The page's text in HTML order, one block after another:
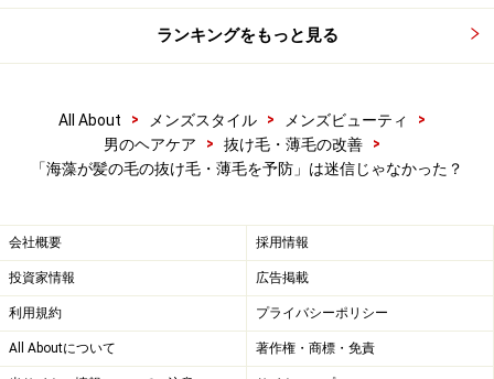
け毛・薄毛を予防する作用もありますよ。
イカ、タコにも見逃せない側面が
では、最後に海産物がらみの情報をもう一つ。
いう物質が含まれています。これはアミノ酸の一種で、
脳、心臓、血液、肝臓、目などさまざまな臓器に存在し
ています。人間の身体が自ら作り出せる物質ですが、補
充すると心臓や肝臓など身体の諸機能を高め、健康維持
に役立つといわれています。
ランキングをもっと見る
All About > メンズスタイル > メンズビューティ
>
男のヘアケア
> 抜け毛・薄毛の改善
>
「海藻が髪の毛の抜け毛・薄毛を予防」は迷信じゃなかった？
会社概要 採用情報
投資家情報 広告掲載
利用規約 プライバシーポリシー
All Aboutについて 著作権・商標・免責